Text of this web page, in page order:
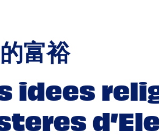
富裕
idees